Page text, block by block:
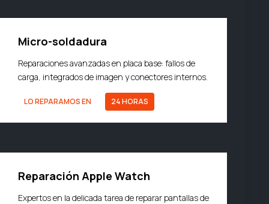
Micro-soldadura
Reparaciones avanzadas en placa base: fallos de
carga, integrados de imagen y conectores internos.
LO REPARAMOS EN 24 HORAS
Reparación Apple Watch
Expertos en la delicada tarea de reparar pantallas de